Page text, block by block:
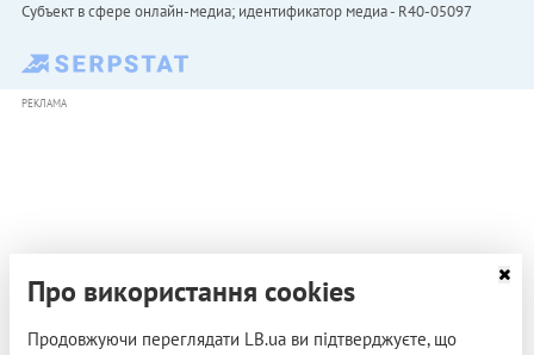
Субъект в сфере онлайн-медиа; идентификатор медиа - R40-05097
РЕКЛАМА
Про використання cookies
Продовжуючи переглядати LB.ua ви підтверджуєте, що